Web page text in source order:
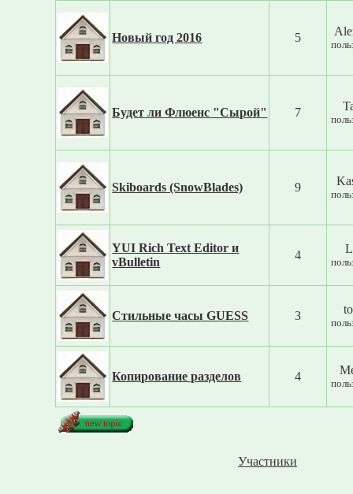
Новый год 2016 5
Будет ли Флюенс "Сырой" 7
Skiboards (SnowBlades) 9
YUI Rich Text Editor и
vBulletin
4
Стильные часы GUESS 3
Копирование разделов 4
Участники